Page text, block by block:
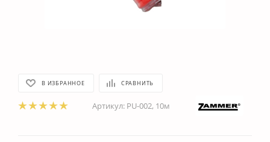
В ИЗБРАННОЕ СРАВНИТЬ
Артикул: PU-002, 10м